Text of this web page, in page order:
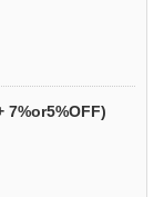
7%or5%OFF)